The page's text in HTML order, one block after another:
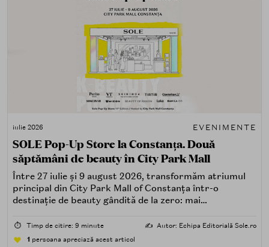
iulie 2026 EVENIMENTE
SOLE Pop-Up Store la Constanța. Două
săptămâni de beauty în City Park Mall
Între 27 iulie și 9 august 2026, transformăm atriumul
principal din City Park Mall of Constanța într-o
destinație de beauty gândită de la zero: mai
care îți place, de fapt, să descoperi produse — testând,
atingând, comparând, întrebând.
⏱️ Timp de citire: 9 minute ✍️ Autor: Echipa Editorială Sole.ro
1 persoana apreciază acest articol